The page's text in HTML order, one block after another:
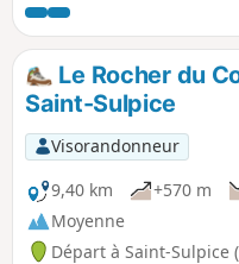
Celle-ci est vivante avec
économiques et
petit circuit qui permet de
quelques uns de ses
Le Rocher du
Saint-Sulpice
Visorandonneur
9,40 km
+570 m
Moyenne
Départ à Saint-Sulpice